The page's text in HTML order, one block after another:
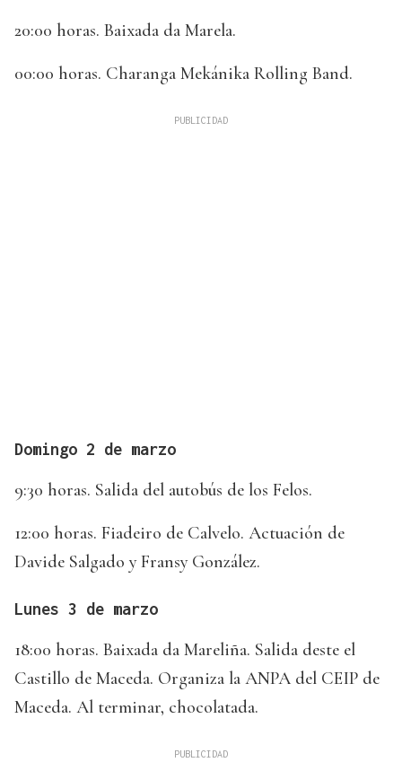
20:00 horas. Baixada da Marela.
00:00 horas. Charanga Mekánika Rolling Band.
Domingo 2 de marzo
9:30 horas. Salida del autobús de los Felos.
12:00 horas. Fiadeiro de Calvelo. Actuación de
Davide Salgado y Fransy González.
Lunes 3 de marzo
18:00 horas. Baixada da Mareliña. Salida deste el
Castillo de Maceda. Organiza la ANPA del CEIP de
Maceda. Al terminar, chocolatada.